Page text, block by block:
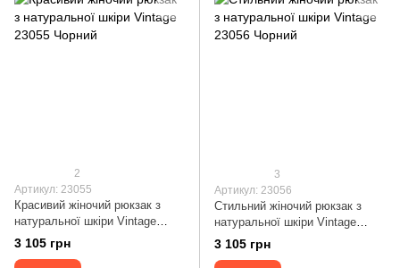
2
Артикул: 23055
Красивий жіночий рюкзак з
натуральної шкіри Vintage
23055 Чорний
3 105 грн
3
Артикул: 23056
Стильний жіночий рюкзак з
натуральної шкіри Vintage
23056 Чорний
3 105 грн